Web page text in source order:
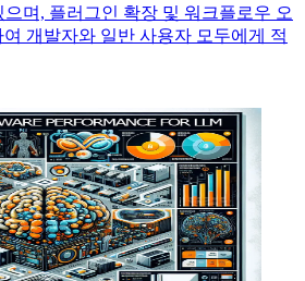
며, 플러그인 확장 및 워크플로우 오
개발자와 일반 사용자 모두에게 적